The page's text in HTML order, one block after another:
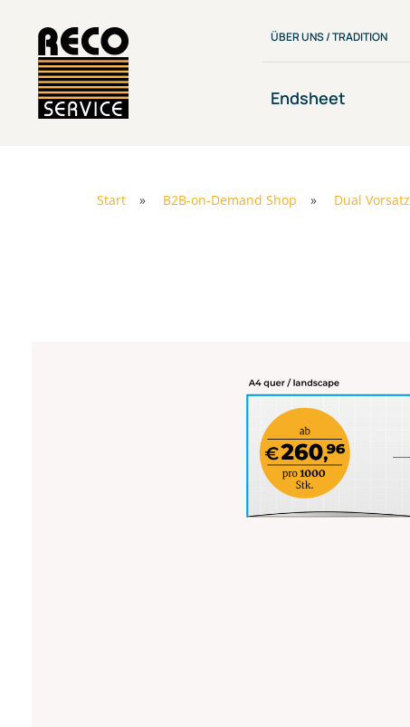
Inhalt
springen
ÜBER UNS / TRADITION
Endsheet
Start » B2B-on-Demand Shop » Dual Vorsatz